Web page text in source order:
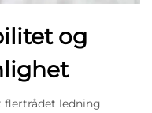
og
flertrådet ledning